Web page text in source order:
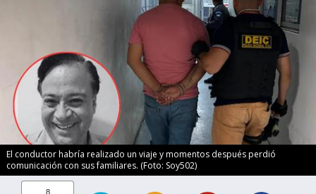
El conductor habría realizado un viaje y momentos después perdió
comunicación con sus familiares. (Foto: Soy502)
8